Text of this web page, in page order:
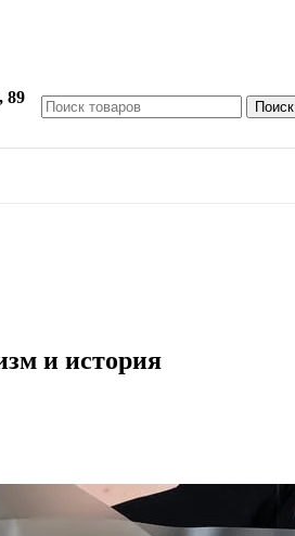
89
Поиск
и история